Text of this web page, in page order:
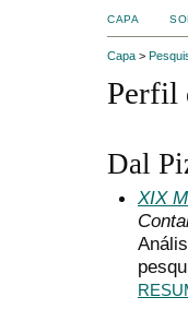
CAPA
Capa >
Perfil
Dal
XIX